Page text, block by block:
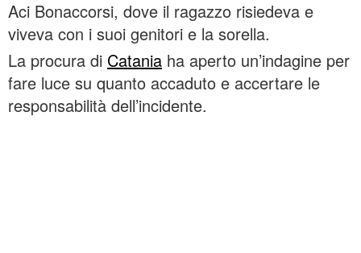
Aci Bonaccorsi, dove il ragazzo risiedeva e
viveva con i suoi genitori e la sorella.
La procura di Catania ha aperto un’indagine per
fare luce su quanto accaduto e accertare le
responsabilità dell’incidente.